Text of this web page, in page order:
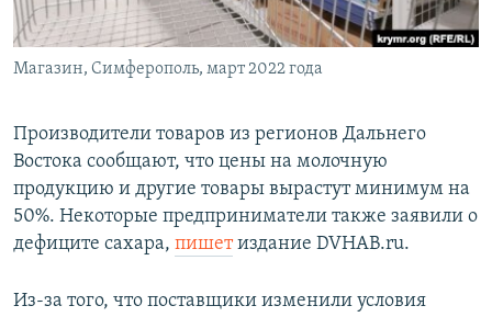
Все сайты РСЕ/РС
Магазин, Симферополь, март 2022 года
Производители товаров из регионов Дальнего
Востока сообщают, что цены на молочную
продукцию и другие товары вырастут минимум на
50%. Некоторые предприниматели также заявили о
дефиците сахара, пишетиздание DVHAB.ru.
Из-за того, что поставщики изменили условия